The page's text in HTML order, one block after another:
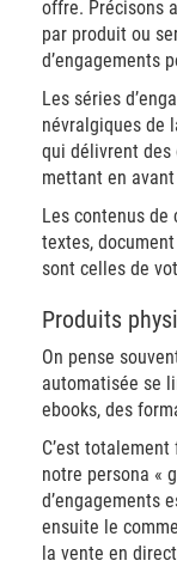
offre. Précisons
par produit ou
d’engagements
Les séries
névralgiques de
qui délivrent des
mettant en
Les contenus
textes,
sont celles de
Produits
On pense
automatisée se
ebooks, des
C’est
notre persona «
d’engagements
ensuite le
la vente en